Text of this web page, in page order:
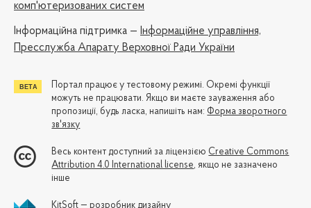
комп'ютеризованих систем
Iнформаційна підтримка — Інформаційне управління,
Пресслужба Апарату Верховної Ради України
Портал працює у тестовому режимі. Окремі функції
можуть не працювати. Якщо ви маєте зауваження або
пропозиції, будь ласка, напишіть нам: Форма зворотного
зв'язку
Весь контент доступний за ліцензією Creative Commons
Attribution 4.0 International license, якщо не зазначено
інше
KitSoft — розробник дизайну